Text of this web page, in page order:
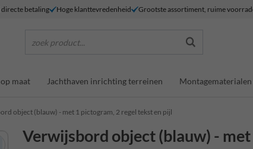
betaling Hoge klanttevredenheid Grootste assortiment, ruime
zoek product...
maat Jachthaven inrichting terreinen
object (blauw) - met 1 pictogram, 2 regel tekst en pijl
Verwijsbord object (blauw) -